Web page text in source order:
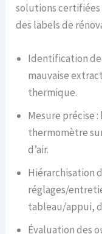
solutions certifiées
des labels de
Identification de
mauvaise
thermique.
Mesure précise
thermomètre
d’air.
Hiérarchisation
réglages/
tableau/appui,
Évaluation des